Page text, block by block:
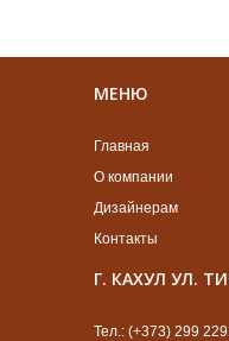
МЕНЮ
Главная
О компании
Дизайнерам
Контакты
Г. КАХУЛ УЛ.
Тел.: (+373) 299